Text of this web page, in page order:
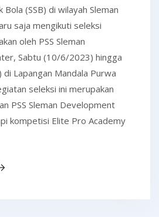
Bola (SSB) di wilayah Sleman
saja mengikuti seleksi
oleh PSS Sleman
Sabtu (10/6/2023) hingga
Lapangan Mandala Purwa
seleksi ini merupakan
PSS Sleman Development
kompetisi Elite Pro Academy